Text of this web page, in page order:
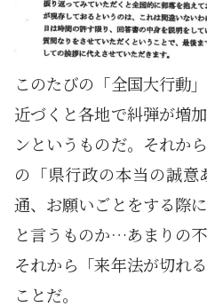
このたびの「全国大行動
近づくと各地で糾弾が増
ンというものだ。それか
の「県行政の本当の誠
通、お願いごとをする際
と言うものか…あまりの
それから「来年法が切れ
ことだ。